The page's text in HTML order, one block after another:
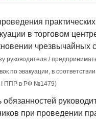
в торговом
чрезвычайных
руководителя /
по эвакуации, в
I ППР в РФ №1479)
обязанностей
при проведении